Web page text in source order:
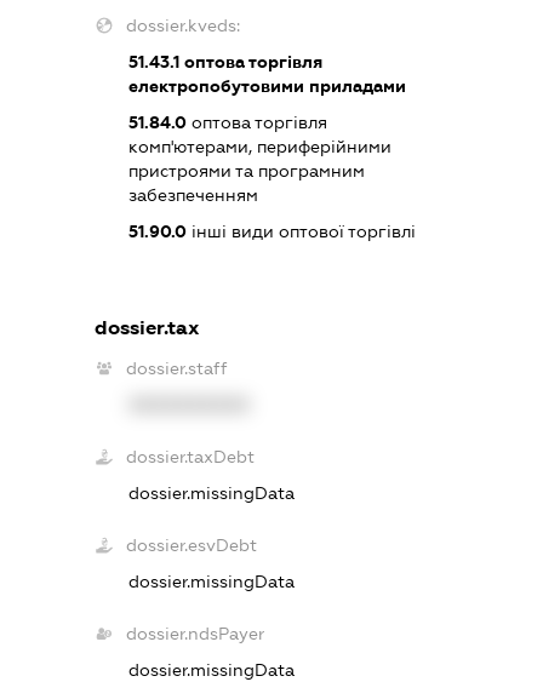
dossier.kveds:
51.43.1 оптова торгівля
електропобутовими приладами
51.84.0 оптова торгівля
комп'ютерами, периферійними
пристроями та програмним
забезпеченням
51.90.0 інші види оптової торгівлі
dossier.tax
dossier.staff
dossier.taxDebt
dossier.missingData
dossier.esvDebt
dossier.missingData
dossier.ndsPayer
dossier.missingData